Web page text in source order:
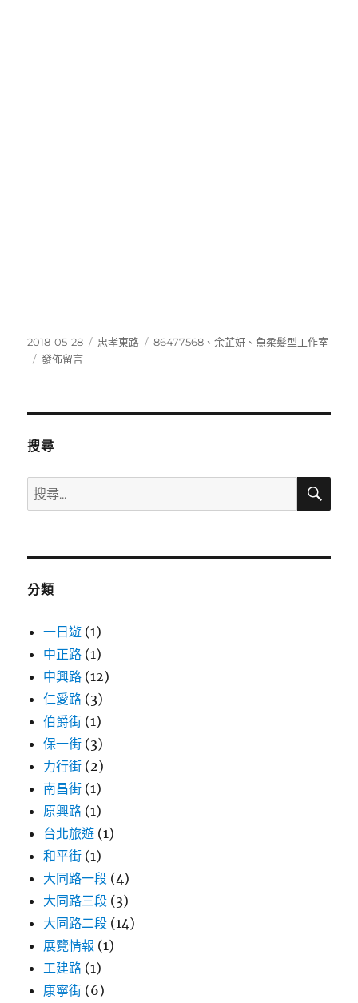
發
佈
2018-05-28
分
忠孝東路
標
86477568 、余芷妍 、魚柔髮型工作室
在
發佈留言
搜尋
搜
尋
鍵
搜
分類
一日遊 (1)
中正路 (1)
中興路 (12)
仁愛路 (3)
伯爵街 (1)
保一街 (3)
力行街 (2)
南昌街 (1)
原興路 (1)
台北旅遊 (1)
和平街 (1)
大同路一段 (4)
大同路三段 (3)
大同路二段 (14)
展覽情報 (1)
工建路 (1)
康寧街 (6)